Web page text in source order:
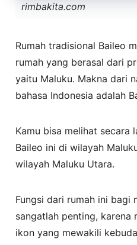
rimbakita.com
Rumah tradisional Baileo
rumah yang berasal dari
yaitu Maluku. Makna dari
bahasa Indonesia adalah
Kamu bisa melihat secara
Baileo ini di wilayah
wilayah Maluku Utara.
Fungsi dari rumah ini bagi
sangatlah penting, karena
ikon yang mewakili